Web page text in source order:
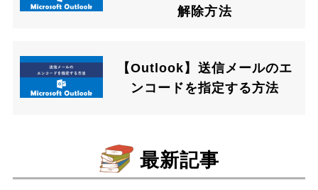
解除方法
【Outlook】送信メールのエ
ンコードを指定する方法
最新記事